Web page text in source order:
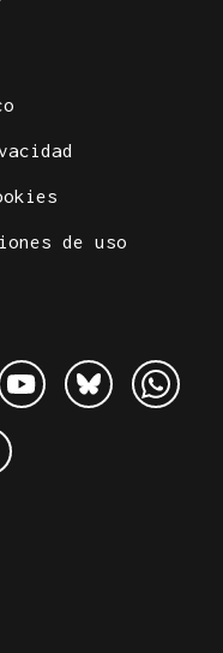
de uso